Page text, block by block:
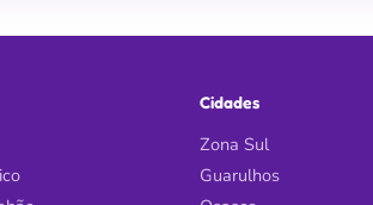
Cidades
Zona Sul
Guarulhos